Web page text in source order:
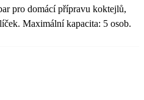
pro domácí přípravu koktejlů,
Maximální kapacita: 5 osob.